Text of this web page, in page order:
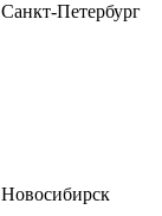
Санкт-Петербург
Новосибирск